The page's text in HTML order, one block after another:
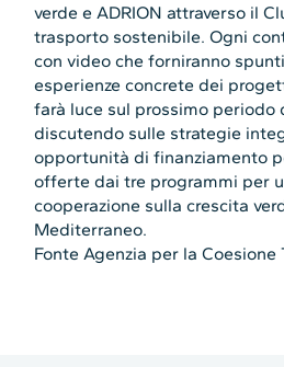
verde e ADRION attraverso il
trasporto sostenibile. Ogni
con video che forniranno
esperienze concrete dei
farà luce sul prossimo periodo
discutendo sulle strategie
opportunità di finanziamento
offerte dai tre programmi per
cooperazione sulla crescita
Mediterraneo.
Fonte Agenzia per la Coesione